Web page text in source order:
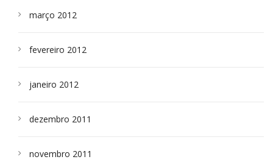
março 2012
fevereiro 2012
janeiro 2012
dezembro 2011
novembro 2011